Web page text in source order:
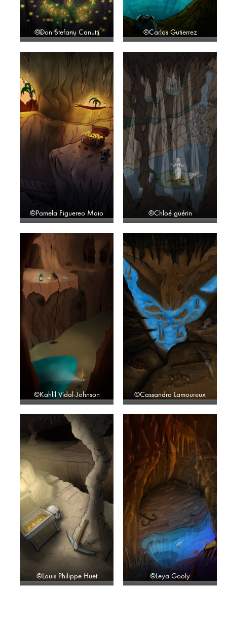
©Don Stefanu Canutti ©Carlos Gutierrez
©Pamela Figuereo Maio ©Chloé guérin
©Kahlil Vidal-Johnson ©Cassandra Lamoureux
©Louis Philippe Huet ©Leya Gooly